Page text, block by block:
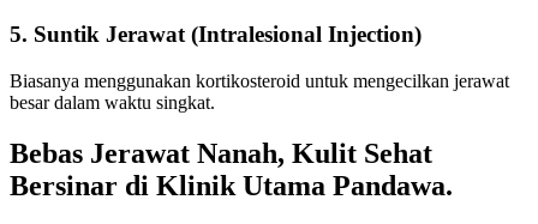
5. Suntik Jerawat (Intralesional Injection)
Biasanya menggunakan kortikosteroid untuk mengecilkan jerawat
besar dalam waktu singkat.
Bebas Jerawat Nanah, Kulit Sehat
Bersinar di Klinik Utama Pandawa.